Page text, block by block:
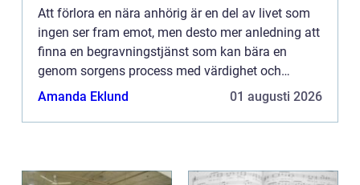
Att förlora en nära anhörig är en del av livet som
ingen ser fram emot, men desto mer anledning att
finna en begravningstjänst som kan bära en
genom sorgens process med värdighet och
värme. I Pajala kommun, bel...
Amanda Eklund 01 augusti 2026